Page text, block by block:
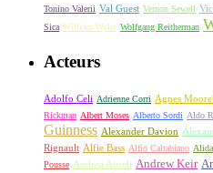
Tonino Valerii Val Guest Vernon Sewell
Sica William Wyler Wolfgang Reitherman
Acteurs
Adolfo Celi Adrienne Corri Agnes
Rickman Albert Moses Alberto Sordi Aldo
Guinness Alexander Davion
Rignault Alfie Bass Alfio Caltabiano
Pousse Andrea Aureli Andrew Keir